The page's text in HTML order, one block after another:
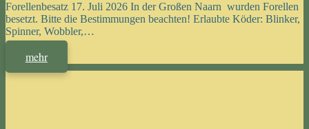
Forellenbesatz 17. Juli 2026 In der Großen Naarn wurden Forellen
besetzt. Bitte die Bestimmungen beachten! Erlaubte Köder: Blinker,
Spinner, Wobbler,…
mehr